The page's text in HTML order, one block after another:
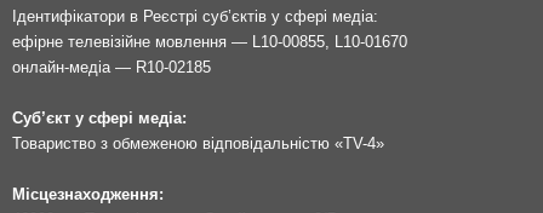
Ідентифікатори в Реєстрі суб’єктів у сфері медіа:
ефірне телевізійне мовлення — L10-00855, L10-01670
онлайн-медіа — R10-02185
Суб’єкт у сфері медіа:
Товариство з обмеженою відповідальністю «TV-4»
Місцезнаходження: